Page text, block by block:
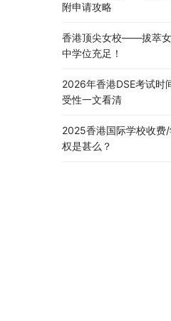
附申请攻略
香港顶尖女校——拔萃
中学位充足！
2026年香港DSE考试时
受性一文看清
2025香港国际学校收费
权是甚么？